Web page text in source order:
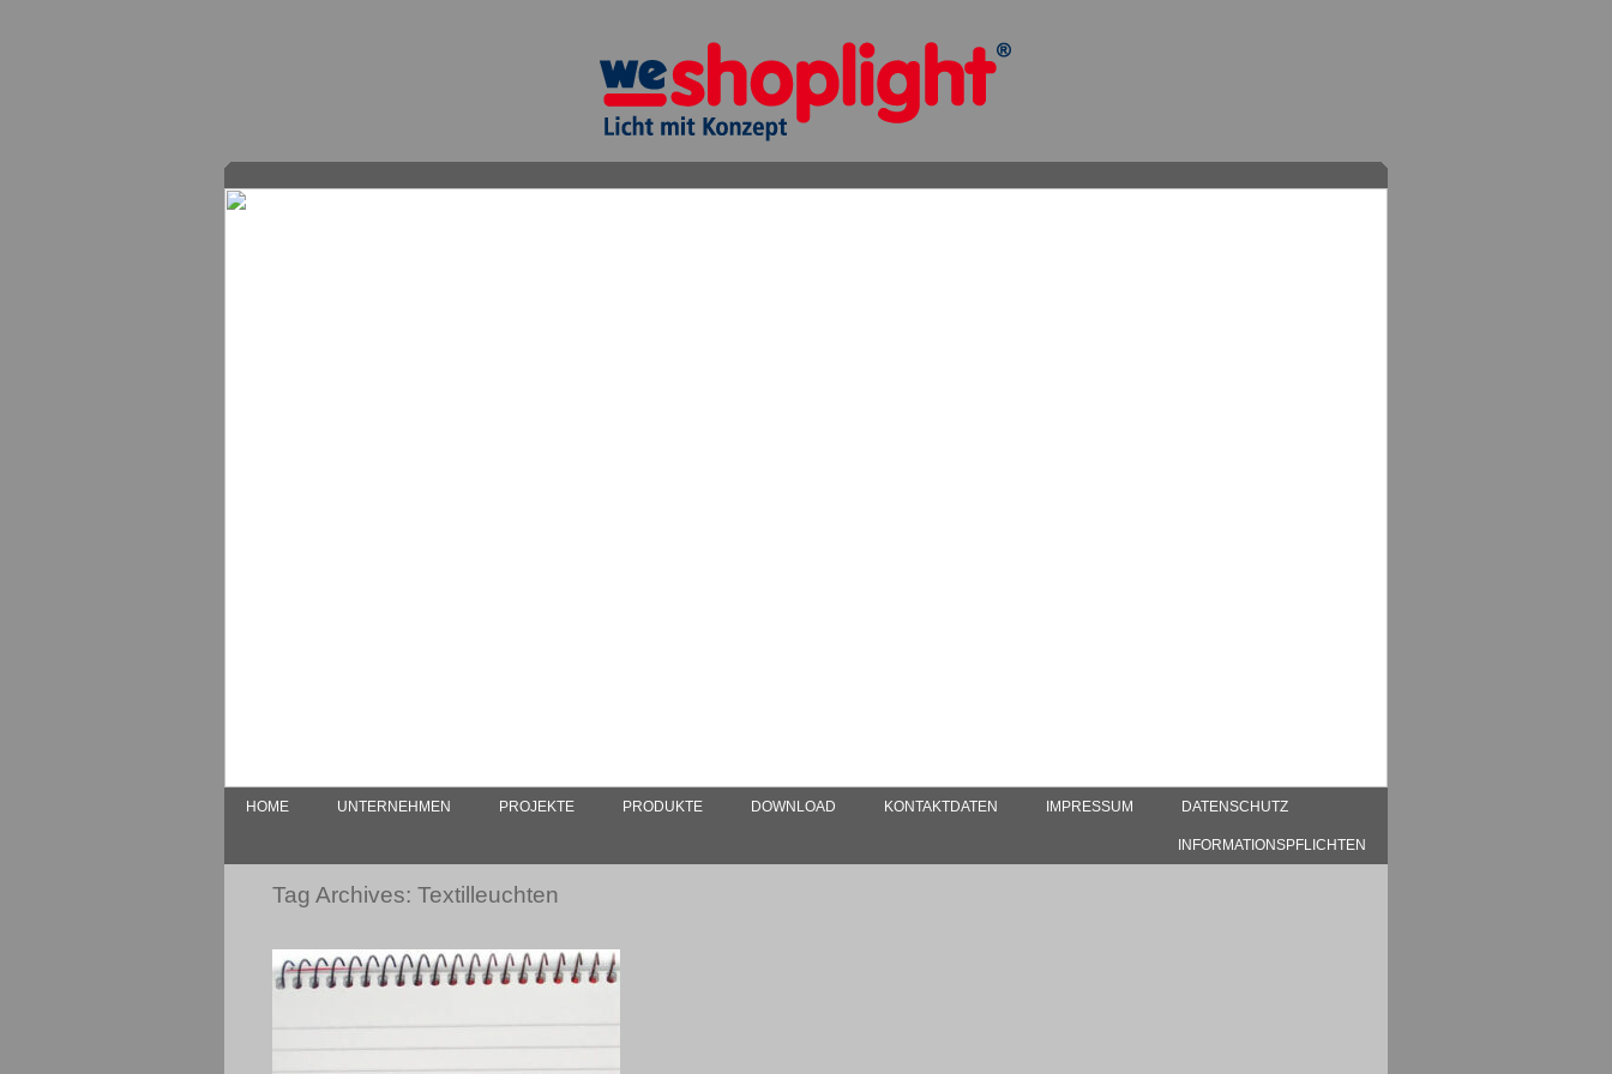
HOME UNTERNEHMEN PROJEKTE PRODUKTE DOWNLOAD KONTAKTDATEN IMPRESSUM DATENSCHUTZ
INFORMATIONSPFLICHTEN
Tag Archives: Textilleuchten